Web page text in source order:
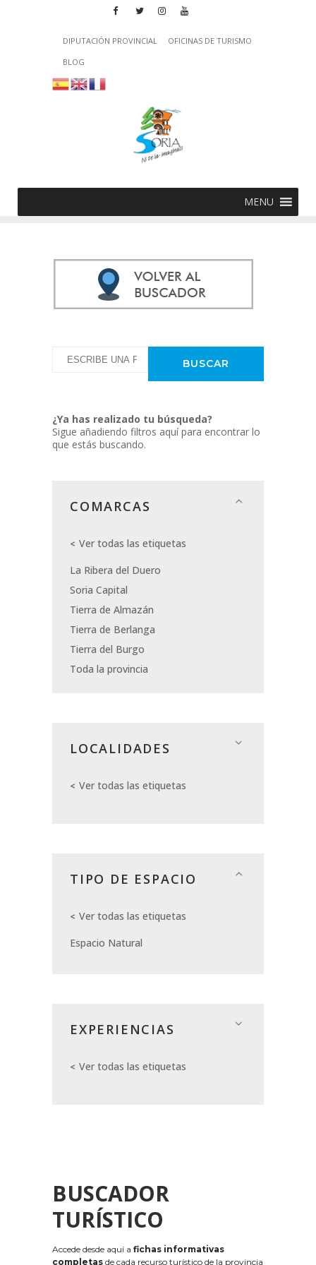
DIPUTACIÓN PROVINCIAL
OFICINAS DE TURISMO
BLOG
MENU
¿Ya has realizado tu búsqueda?
Sigue añadiendo filtros aquí para encontrar lo
que estás buscando.
COMARCAS
Ver todas las etiquetas
La Ribera del Duero
Soria Capital
Tierra de Almazán
Tierra de Berlanga
Tierra del Burgo
Toda la provincia
LOCALIDADES
Ver todas las etiquetas
TIPO DE ESPACIO
Ver todas las etiquetas
Espacio Natural
EXPERIENCIAS
Ver todas las etiquetas
BUSCADOR
TURÍSTICO
Accede desde aquí a fichas informativas
completas de cada recurso turístico de la provincia